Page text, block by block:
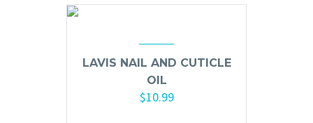
Protector de CalorLAVIS NAIL AND CUTICLE
OIL
$10.99